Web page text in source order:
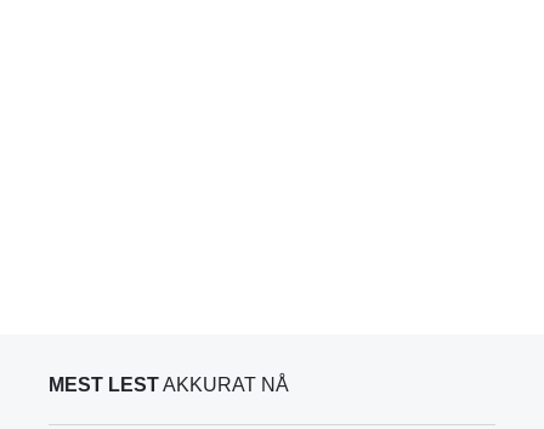
MEST LESTAKKURAT NÅ